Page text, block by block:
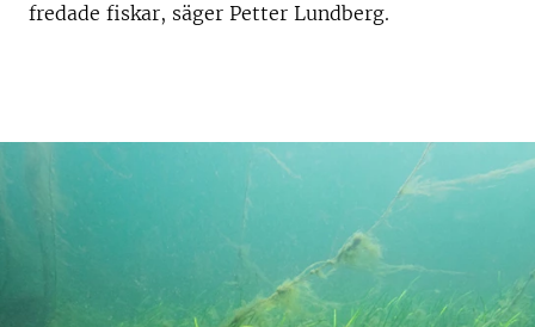
fredade fiskar, säger Petter Lundberg.